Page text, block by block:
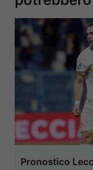
Pronostico